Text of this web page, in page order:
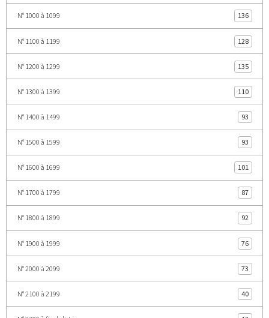
N° 1000 à 1099 136
N° 1100 à 1199 128
N° 1200 à 1299 135
N° 1300 à 1399 110
N° 1400 à 1499 93
N° 1500 à 1599 93
N° 1600 à 1699 101
N° 1700 à 1799 87
N° 1800 à 1899 92
N° 1900 à 1999 76
N° 2000 à 2099 73
N° 2100 à 2199 40